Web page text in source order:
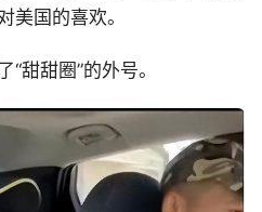
美国的喜欢。
甜甜圈”的外号。